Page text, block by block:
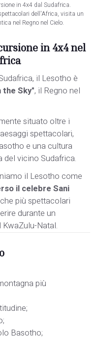
in 4x4 dal Sudafrica.
dell'Africa, visita un
nel Regno nel Cielo.
in 4x4 nel
il Lesotho è
the Sky", il Regno nel
situato oltre i
spettacolari,
e una cultura
del vicino Sudafrica.
il Lesotho come
il celebre Sani
più spettacolari
durante un
Natal.
più
Basotho;